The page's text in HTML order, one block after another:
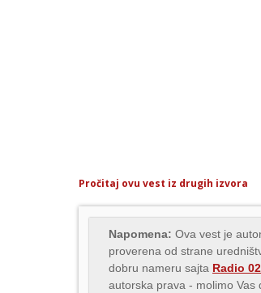
Pročitaj ovu vest iz drugih izvora
Napomena: Ova vest je
proverena od strane
dobru nameru sajta Radio
autorska prava - molimo Vas